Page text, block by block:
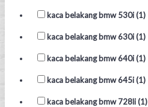
kaca belakang bmw 530i (1)
kaca belakang bmw 630i (1)
kaca belakang bmw 640i (1)
kaca belakang bmw 645i (1)
kaca belakang bmw 728li (1)